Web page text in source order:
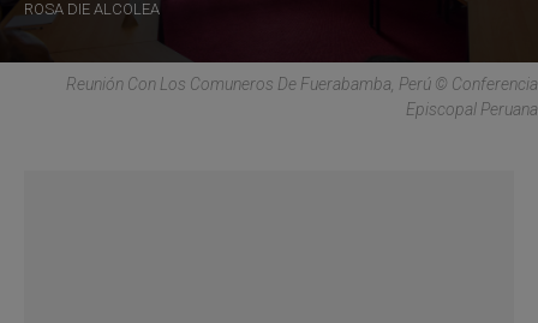
ROSA DIE ALCOLEA
Reunión Con Los Comuneros De Fuerabamba, Perú © Conferencia
Episcopal Peruana